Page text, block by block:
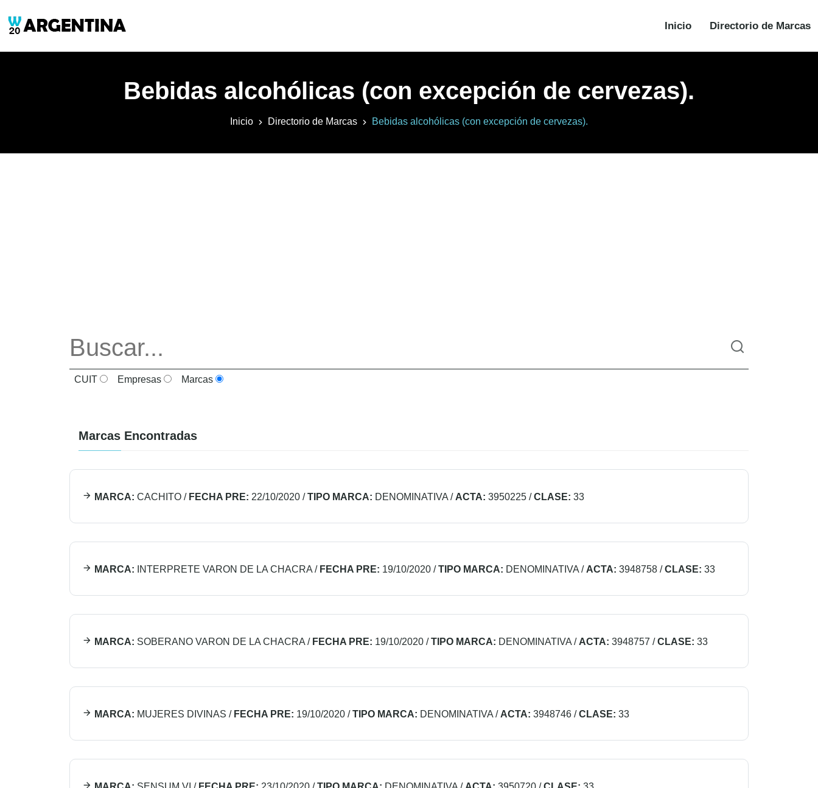
Inicio Directorio de Marcas
Bebidas alcohólicas (con excepción de cervezas).
Inicio Directorio de Marcas Bebidas alcohólicas (con excepción de cervezas).
CUIT Empresas Marcas
Marcas Encontradas
MARCA: CACHITO / FECHA PRE: 22/10/2020 /TIPO MARCA: DENOMINATIVA / ACTA: 3950225 /CLASE: 33
MARCA: INTERPRETE VARON DE LA CHACRA / FECHA PRE: 19/10/2020 /TIPO MARCA: DENOMINATIVA / ACTA: 3948758 /CLASE: 33
MARCA: SOBERANO VARON DE LA CHACRA / FECHA PRE: 19/10/2020 /TIPO MARCA: DENOMINATIVA / ACTA: 3948757 /CLASE: 33
MARCA: MUJERES DIVINAS / FECHA PRE: 19/10/2020 /TIPO MARCA: DENOMINATIVA / ACTA: 3948746 /CLASE: 33